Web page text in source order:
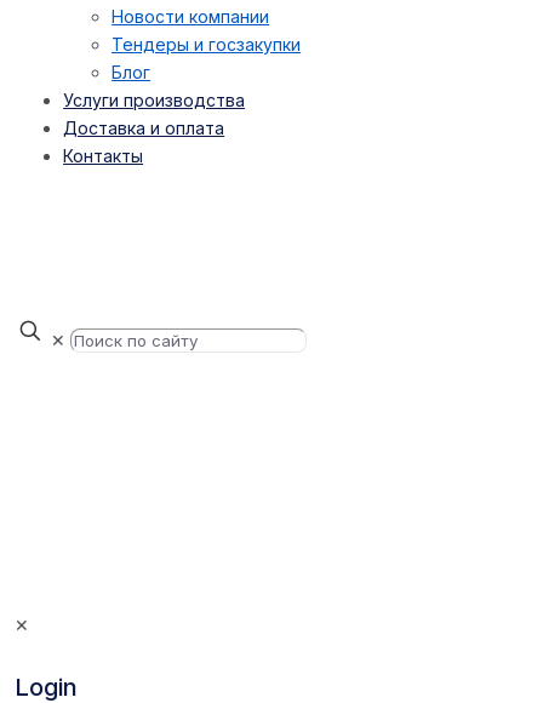
Новости компании
Тендеры и госзакупки
Блог
Услуги производства
Доставка и оплата
Контакты
✕
✕
Login